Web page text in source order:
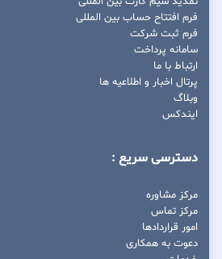
فرم افتتاح حساب بین المللی
فرم ثبت شرکت
سامانه پرداخت
ارتباط با ما
پرتال اخبار و اطلاعیه ها
وبلاگ
ایندکس
دسترسی سریع :
مرکز مشاوره
مرکز تماس
امور قراردادها
دعوت به همکاری